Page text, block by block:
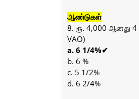
ஆண்டுகள்
8. ரூ. 4,000 ஆனது 4
VAO)
a. 6 1/4%✔
b. 6 %
c. 5 1/2%
d. 6 2/4%